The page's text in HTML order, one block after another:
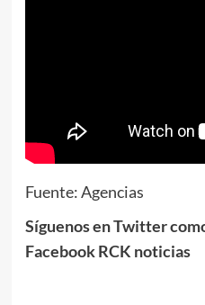
Fuente: Agencias
Síguenos en Twitter
Facebook RCK noticias